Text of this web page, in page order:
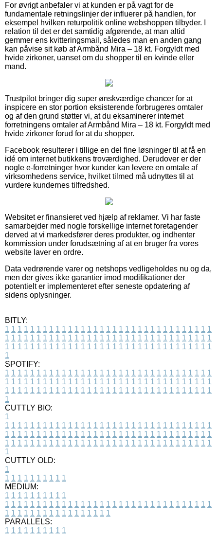
For øvrigt anbefaler vi at kunden er på vagt for de
fundamentale retningslinjer der influerer på handlen, for
eksempel hvilken returpolitik online webshoppen tilbyder. I
relation til det er det samtidig afgørende, at man altid
gemmer ens kvitteringsmail, således man en anden gang
kan påvise sit køb af Armbånd Mira – 18 kt. Forgyldt med
hvide zirkoner, uanset om du shopper til en kvinde eller
mand.
Trustpilot bringer dig super ønskværdige chancer for at
inspicere en stor portion eksisterende forbrugeres omtaler
og af den grund støtter vi, at du eksaminerer internet
forretningens omtaler af Armbånd Mira – 18 kt. Forgyldt med
hvide zirkoner forud for at du shopper.
Facebook resulterer i tillige en del fine løsninger til at få en
idé om internet butikkens troværdighed. Derudover er der
nogle e-forretninger hvor kunder kan levere en omtale af
virksomhedens service, hvilket tilmed må udnyttes til at
vurdere kundernes tilfredshed.
Websitet er finansieret ved hjælp af reklamer. Vi har faste
samarbejder med nogle forskellige internet foretagender
derved at vi markedsfører deres produkter, og indhenter
kommission under forudsætning af at en bruger fra vores
website laver en ordre.
Data vedrørende varer og netshops vedligeholdes nu og da,
men der gives ikke garantier imod modifikationer der
potentielt er implementeret efter seneste opdatering af
sidens oplysninger.
BITLY:
1 1 1 1 1 1 1 1 1 1 1 1 1 1 1 1 1 1 1 1 1 1 1 1 1 1 1 1 1 1 1 1 1
1 1 1 1 1 1 1 1 1 1 1 1 1 1 1 1 1 1 1 1 1 1 1 1 1 1 1 1 1 1 1 1 1
1 1 1 1 1 1 1 1 1 1 1 1 1 1 1 1 1 1 1 1 1 1 1 1 1 1 1 1 1 1 1 1 1
1
SPOTIFY:
1 1 1 1 1 1 1 1 1 1 1 1 1 1 1 1 1 1 1 1 1 1 1 1 1 1 1 1 1 1 1 1 1
1 1 1 1 1 1 1 1 1 1 1 1 1 1 1 1 1 1 1 1 1 1 1 1 1 1 1 1 1 1 1 1 1
1 1 1 1 1 1 1 1 1 1 1 1 1 1 1 1 1 1 1 1 1 1 1 1 1 1 1 1 1 1 1 1 1
1
CUTTLY BIO:
1
1 1 1 1 1 1 1 1 1 1 1 1 1 1 1 1 1 1 1 1 1 1 1 1 1 1 1 1 1 1 1 1 1
1 1 1 1 1 1 1 1 1 1 1 1 1 1 1 1 1 1 1 1 1 1 1 1 1 1 1 1 1 1 1 1 1
1 1 1 1 1 1 1 1 1 1 1 1 1 1 1 1 1 1 1 1 1 1 1 1 1 1 1 1 1 1 1 1 1
1
CUTTLY OLD:
1
1 1 1 1 1 1 1 1 1 1
MEDIUM:
1 1 1 1 1 1 1 1 1 1
1 1 1 1 1 1 1 1 1 1 1 1 1 1 1 1 1 1 1 1 1 1 1 1 1 1 1 1 1 1 1 1 1
1 1 1 1 1 1 1 1 1 1 1 1 1 1 1 1 1
PARALLELS:
1 1 1 1 1 1 1 1 1 1